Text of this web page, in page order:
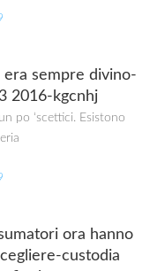
sempre divino-
2016-kgcnhj
po ‘scettici. Esistono
ora hanno
custodia